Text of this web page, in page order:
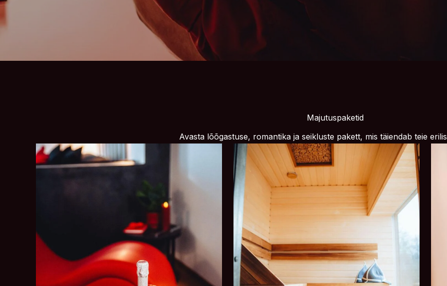
Majutuspaketid
Avasta lõõgastuse, romantika ja seikluste pakett, mis täiendab teie